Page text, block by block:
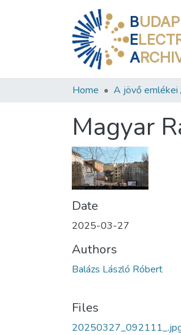
B
E
A
Home
Magyar
Date
2025-03-27
Authors
Balázs László Róbert
Files